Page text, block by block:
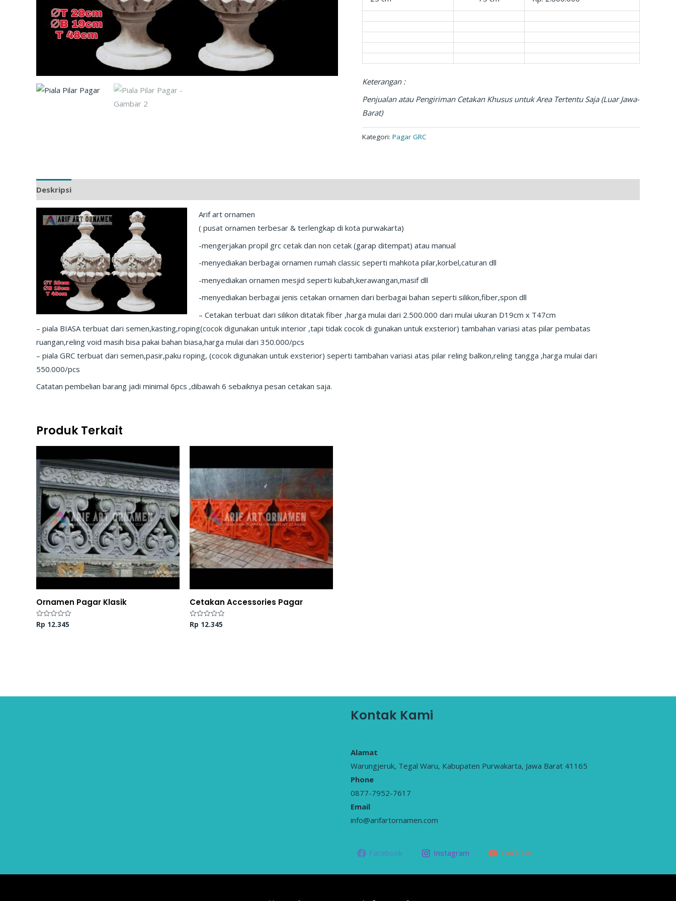
Keterangan :
Penjualan atau Pengiriman Cetakan Khusus untuk Area Tertentu Saja (Luar Jawa-
Barat)
Kategori: Pagar GRC
Deskripsi
Arif art ornamen
( pusat ornamen terbesar & terlengkap di kota purwakarta)
-mengerjakan propil grc cetak dan non cetak (garap ditempat) atau manual
-menyediakan berbagai ornamen rumah classic seperti mahkota pilar,korbel,caturan dll
-menyediakan ornamen mesjid seperti kubah,kerawangan,masif dll
-menyediakan berbagai jenis cetakan ornamen dari berbagai bahan seperti silikon,fiber,spon dll
– Cetakan terbuat dari silikon ditatak fiber ,harga mulai dari 2.500.000 dari mulai ukuran D19cm x T47cm
– piala BIASA terbuat dari semen,kasting,roping(cocok digunakan untuk interior ,tapi tidak cocok di gunakan untuk exsterior) tambahan variasi atas pilar pembatas
ruangan,reling void masih bisa pakai bahan biasa,harga mulai dari 350.000/pcs
– piala GRC terbuat dari semen,pasir,paku roping, (cocok digunakan untuk exsterior) seperti tambahan variasi atas pilar reling balkon,reling tangga ,harga mulai dari
550.000/pcs
Catatan pembelian barang jadi minimal 6pcs ,dibawah 6 sebaiknya pesan cetakan saja.
Produk Terkait
Ornamen Pagar Klasik
Dinilai
0
Rp 12.345
Cetakan Accessories Pagar
Dinilai
0
Rp 12.345
Kontak Kami
Alamat
Warungjeruk, Tegal Waru, Kabupaten Purwakarta, Jawa Barat 41165
Phone
0877-7952-7617
Email
info@arifartornamen.com
Facebook Instagram YouTube